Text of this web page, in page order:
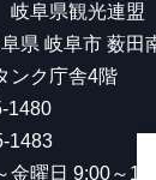
阜県観光連盟
県 岐阜市 薮田
ンク庁舎4階
1480
1483
金曜日 9:00～